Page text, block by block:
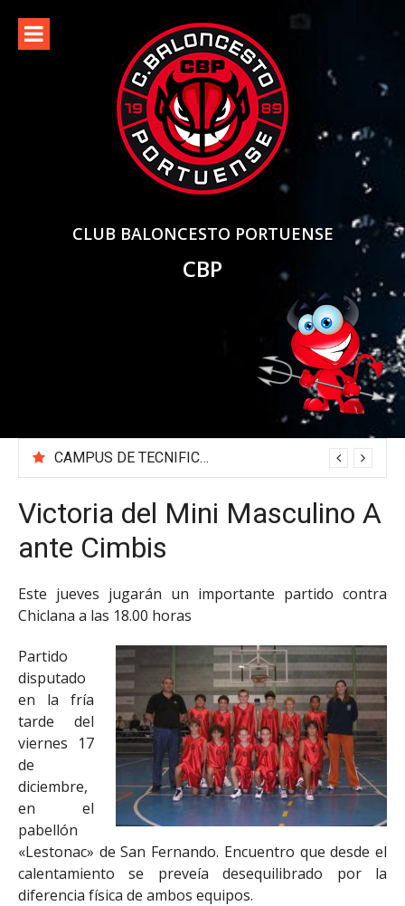
content
CLUB BALONCESTO PORTUENSE
CBP
CAMPUS DE TECNIFICACIÓN 2026 «BEA SÁNCHEZ»
Victoria del Mini Masculino A
ante Cimbis
Este jueves jugarán un importante partido contra
Chiclana a las 18.00 horas
Partido
disputado
en la fría
tarde del
viernes 17
de
diciembre,
en el
pabellón
«Lestonac» de San Fernando. Encuentro que desde el
calentamiento se preveía desequilibrado por la
diferencia física de ambos equipos.